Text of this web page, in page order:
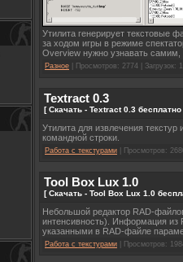
Утилита генерирует текстовые
за ходом игры в режиме
Overview нужно узнавать самим,
Разное | Просмотров: 2774 | Загрузок:
Textract 0.3
[ Скачать - Textract 0.3
Утилита для извлечения
командной строки.
Работа с текстурами | Просмотров:
Tool Box Lux 1.0
[ Скачать - Tool Box Lux 1.0
Небольшой редактор RAD-
интенсивность). Информация из
указанными в RAD-файле
Работа с текстурами | Просмотров: